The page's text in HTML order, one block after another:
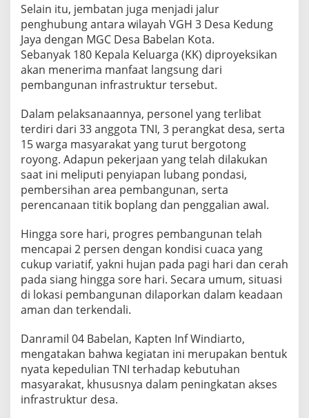
Selain itu, jembatan juga menjadi jalur
penghubung antara wilayah VGH 3 Desa Kedung
Jaya dengan MGC Desa Babelan Kota.
Sebanyak 180 Kepala Keluarga (KK) diproyeksikan
akan menerima manfaat langsung dari
pembangunan infrastruktur tersebut.
Dalam pelaksanaannya, personel yang terlibat
terdiri dari 33 anggota TNI, 3 perangkat desa, serta
15 warga masyarakat yang turut bergotong
royong. Adapun pekerjaan yang telah dilakukan
saat ini meliputi penyiapan lubang pondasi,
pembersihan area pembangunan, serta
perencanaan titik boplang dan penggalian awal.
Hingga sore hari, progres pembangunan telah
mencapai 2 persen dengan kondisi cuaca yang
cukup variatif, yakni hujan pada pagi hari dan cerah
pada siang hingga sore hari. Secara umum, situasi
di lokasi pembangunan dilaporkan dalam keadaan
aman dan terkendali.
Danramil 04 Babelan, Kapten Inf Windiarto,
mengatakan bahwa kegiatan ini merupakan bentuk
nyata kepedulian TNI terhadap kebutuhan
masyarakat, khususnya dalam peningkatan akses
infrastruktur desa.